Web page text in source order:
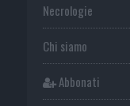
Necrologie
Chi siamo
Abbonati